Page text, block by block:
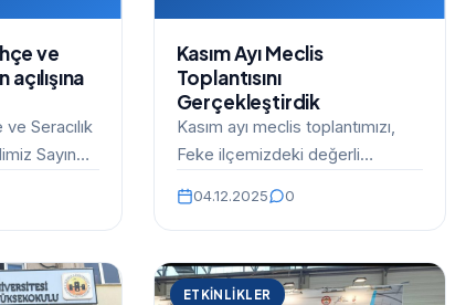
ve
açılışına
Seracılık
Sayın
Kasım Ayı Meclis
Toplantısını
Gerçekleştirdik
Kasım ayı meclis toplantımızı,
Feke ilçemizdeki değerli
kapsamlı bir çalışma ortamında
gerçekleştirdik.…
04.12.2025 0
ETKINLIKLER